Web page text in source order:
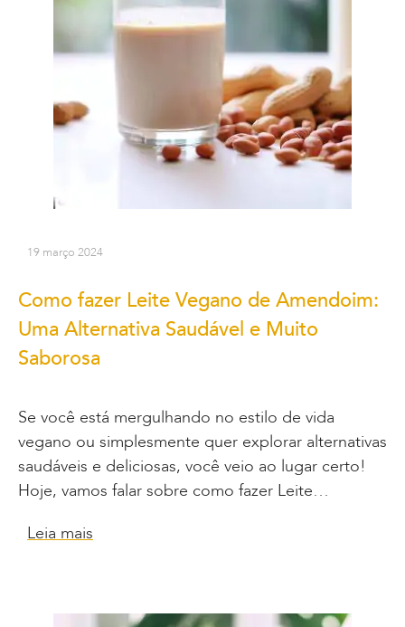
19 março 2024
Como fazer Leite Vegano de Amendoim:
Uma Alternativa Saudável e Muito
Saborosa
Se você está mergulhando no estilo de vida
vegano ou simplesmente quer explorar alternativas
saudáveis e deliciosas, você veio ao lugar certo!
Hoje, vamos falar sobre como fazer Leite…
Leia mais